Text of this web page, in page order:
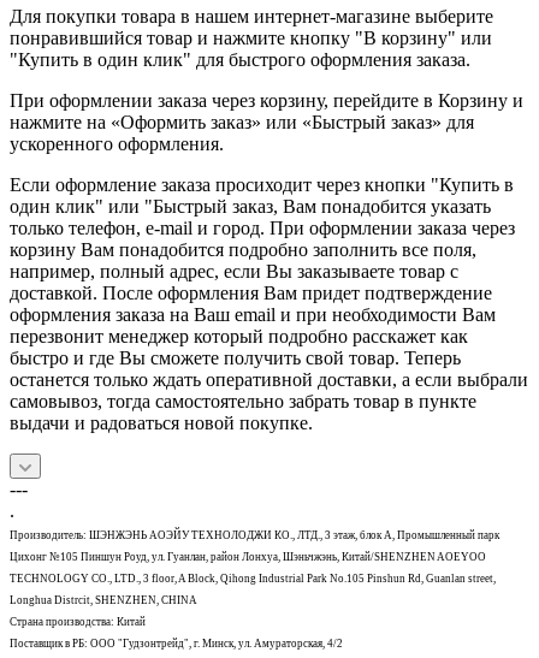
Для покупки товара в нашем интернет-магазине выберите
понравившийся товар и нажмите кнопку "В корзину" или
"Купить в один клик" для быстрого оформления заказа.
При оформлении заказа через корзину, перейдите в Корзину и
нажмите на «Оформить заказ» или «Быстрый заказ» для
ускоренного оформления.
Если оформление заказа просиходит через кнопки "Купить в
один клик" или "Быстрый заказ, Вам понадобится указать
только телефон, e-mail и город. При оформлении заказа через
корзину Вам понадобится подробно заполнить все поля,
например, полный адрес, если Вы заказываете товар с
доставкой. После оформления Вам придет подтверждение
оформления заказа на Ваш email и при необходимости Вам
перезвонит менеджер который подробно расскажет как
быстро и где Вы сможете получить свой товар. Теперь
останется только ждать оперативной доставки, а если выбрали
самовывоз, тогда самостоятельно забрать товар в пункте
выдачи и радоваться новой покупке.
---
.
Производитель: ШЭНЖЭНЬ АОЭЙУ ТЕХНОЛОДЖИ КО., ЛТД., 3 этаж, блок А, Промышленный парк
Цихонг №105 Пиншун Роуд, ул. Гуанлан, район Лонхуа, Шэньчжэнь, Китай/SHENZHEN AOEYOO
TECHNOLOGY CO., LTD., 3 floor, A Block, Qihong Industrial Park No.105 Pinshun Rd, Guanlan street,
Longhua Distrcit, SHENZHEN, CHINA
Страна производства: Китай
Поставщик в РБ: ООО "Гудзонтрейд", г. Минск, ул. Амураторская, 4/2